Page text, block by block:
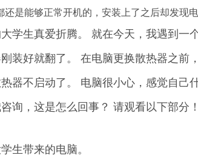
还是能够正常开机的，安装上了之后却发现
学生真爱折腾。 就在今天，我遇到一
装好就翻了。 在电脑更换散热器之前
器不启动了。 电脑很小心，感觉自己
询，这是怎么回事？ 请观看以下部分！
生带来的电脑。